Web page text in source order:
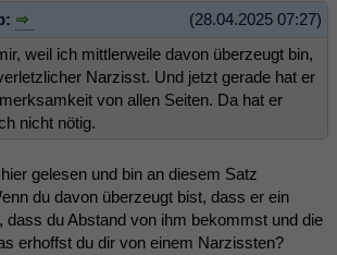
(28.04.2025 07:27)
weil ich mittlerweile davon überzeugt bin,
Narzisst. Und jetzt gerade hat er
von allen Seiten. Da hat er
nicht nötig.
gelesen und bin an diesem Satz
du davon überzeugt bist, dass er ein
dass du Abstand von ihm bekommst und die
erhoffst du dir von einem Narzissten?